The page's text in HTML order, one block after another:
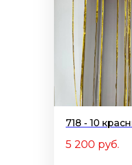
718 - 10
5 200 руб.